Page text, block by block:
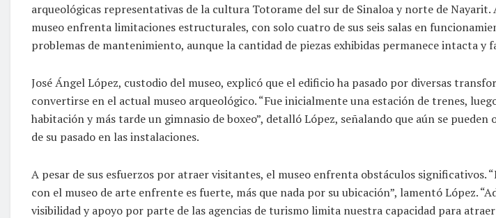
arqueológicas representativas de la cultura Totorame del sur de Sinaloa y norte de
museo enfrenta limitaciones estructurales, con solo cuatro de sus seis salas en
problemas de mantenimiento, aunque la cantidad de piezas exhibidas permanece intacta y
José Ángel López, custodio del museo, explicó que el edificio ha pasado por diversas
convertirse en el actual museo arqueológico. “Fue inicialmente una estación de trenes,
habitación y más tarde un gimnasio de boxeo”, detalló López, señalando que aún se pueden
de su pasado en las instalaciones.
A pesar de sus esfuerzos por atraer visitantes, el museo enfrenta obstáculos significativos.
con el museo de arte enfrente es fuerte, más que nada por su ubicación”, lamentó López.
visibilidad y apoyo por parte de las agencias de turismo limita nuestra capacidad para